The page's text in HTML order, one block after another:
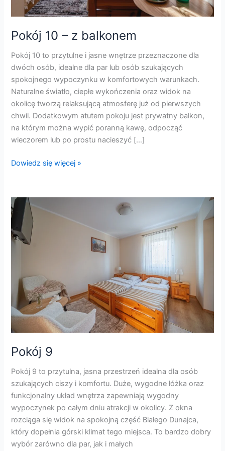
Pokój 10 – z balkonem
Pokój 10 to przytulne i jasne wnętrze przeznaczone dla
dwóch osób, idealne dla par lub osób szukających
spokojnego wypoczynku w komfortowych warunkach.
Naturalne światło, ciepłe wykończenia oraz widok na
okolicę tworzą relaksującą atmosferę już od pierwszych
chwil. Dodatkowym atutem pokoju jest prywatny balkon,
na którym można wypić poranną kawę, odpocząć
wieczorem lub po prostu nacieszyć […]
Dowiedz się więcej »
Pokój 9
Pokój 9 to przytulna, jasna przestrzeń idealna dla osób
szukających ciszy i komfortu. Duże, wygodne łóżka oraz
funkcjonalny układ wnętrza zapewniają wygodny
wypoczynek po całym dniu atrakcji w okolicy. Z okna
rozciąga się widok na spokojną część Białego Dunajca,
który dopełnia górski klimat tego miejsca. To bardzo dobry
wybór zarówno dla par, jak i małych
Pokój
9